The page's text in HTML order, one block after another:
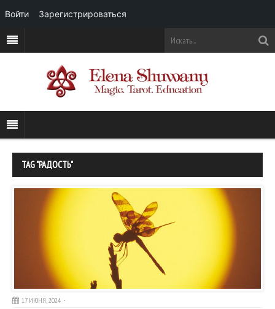
TAG "РАДОСТЬ"
17 ИЮНЯ, 2024
Войти Зарегистрироваться